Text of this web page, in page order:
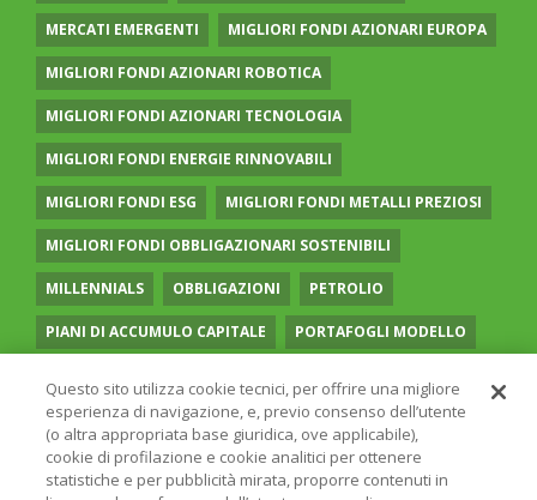
MERCATI EMERGENTI MIGLIORI FONDI AZIONARI EUROPA
MIGLIORI FONDI AZIONARI ROBOTICA
MIGLIORI FONDI AZIONARI TECNOLOGIA
MIGLIORI FONDI ENERGIE RINNOVABILI
MIGLIORI FONDI ESG MIGLIORI FONDI METALLI PREZIOSI
MIGLIORI FONDI OBBLIGAZIONARI SOSTENIBILI
MILLENNIALS OBBLIGAZIONI PETROLIO
PIANI DI ACCUMULO CAPITALE PORTAFOGLI MODELLO
RISPARMIO GESTITO SOCIAL MEDIA STILE VALUE
TASSI UGUAGLIANZA DI GENERE VOLATILITÀ
Questo sito utilizza cookie tecnici, per offrire una migliore
esperienza di navigazione, e, previo consenso dell’utente
(o altra appropriata base giuridica, ove applicabile),
cookie di profilazione e cookie analitici per ottenere
statistiche e per pubblicità mirata, proporre contenuti in